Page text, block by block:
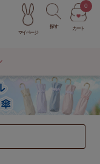
マイページ
探す カート
0